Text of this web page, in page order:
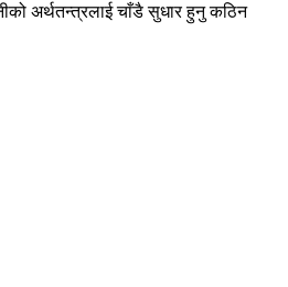
अर्थतन्त्रलाई चाँडै सुधार हुनु कठिन